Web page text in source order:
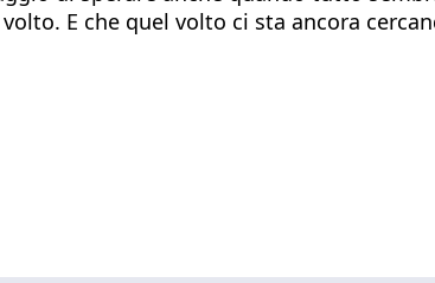
E che quel volto ci sta ancora